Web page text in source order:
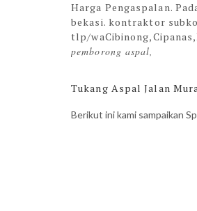
Harga Pengaspalan.
bekasi. kontraktor
tlp/wa
pemborong aspal,
Tukang Aspal Jalan
Berikut ini kami sampaikan